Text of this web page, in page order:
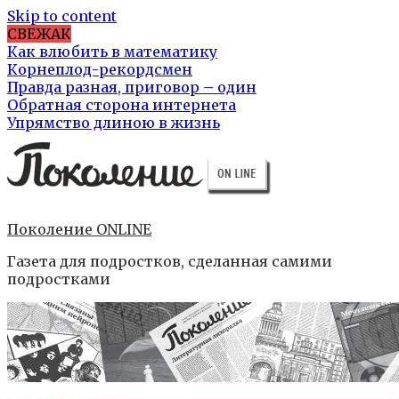
Skip to content
СВЕЖАК
Как влюбить в математику
Корнеплод-рекордсмен
Правда разная, приговор – один
Обратная сторона интернета
Упрямство длиною в жизнь
Поколение ONLINE
Газета для подростков, сделанная самими
подростками